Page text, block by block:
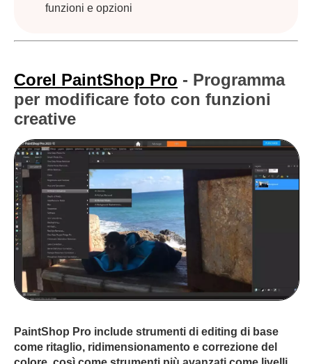
funzioni e opzioni
Corel PaintShop Pro - Programma
per modificare foto con funzioni
creative
PaintShop Pro include strumenti di editing di base
come ritaglio, ridimensionamento e correzione del